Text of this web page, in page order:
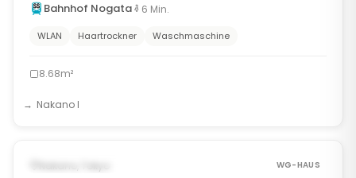
Bahnhof Nogata
6 Min.
WLAN Haartrockner Waschmaschine
8.68m²
Nakano I
Nakano, Tokyo WG-HAUS